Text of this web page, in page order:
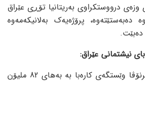
درووستکراوی بەریتانیا تۆڕی عێراق
پرۆژەیەک بەلانیکەمەوە
نیشتمانی عێراق:
کۆمپانیای جی ئێی ڤێرنۆڤا وێستگەی کارەبا بە بەهای 82 ملیۆن